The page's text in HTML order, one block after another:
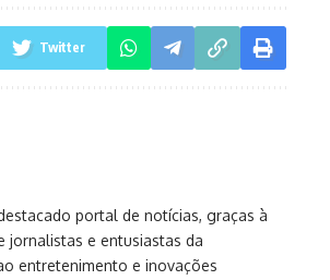
Twitter
portal de notícias, graças à
jornalistas e entusiastas da
entretenimento e inovações